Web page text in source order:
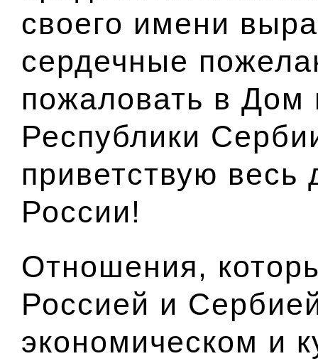
своего имени
сердечные
пожаловать в Дом
Республики
приветствую весь
России!
Отношения,
Россией и
экономическом и